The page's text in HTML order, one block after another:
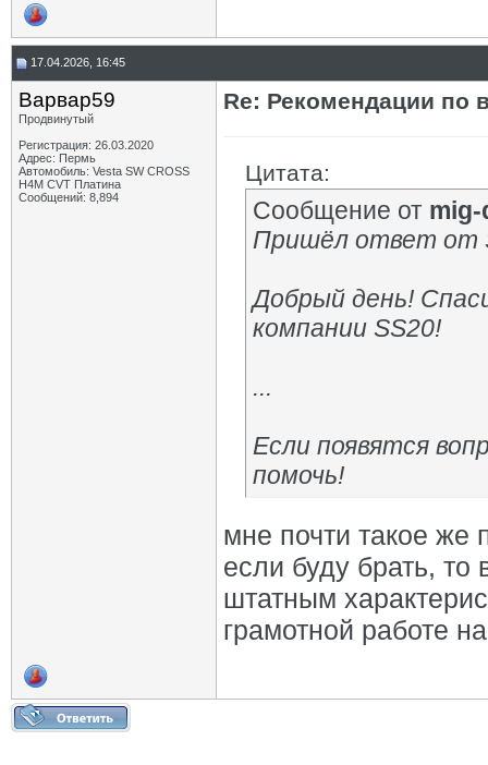
17.04.2026, 16:45
Варвар59
Продвинутый
Регистрация: 26.03.2020
Адрес: Пермь
Автомобиль: Vesta SW CROSS
H4M CVT Платина
Сообщений: 8,894
Re: Рекомендации по
Цитата:
Сообщение от
Пришёл ответ от
Добрый день!
компании SS20!
...
Если появятся
помочь!
мне почти такое же
если буду брать, то
штатным
грамотной работе